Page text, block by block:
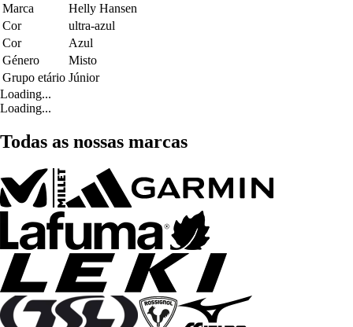
Marca
Helly Hansen
Cor
ultra-azul
Cor
Azul
Género
Misto
Grupo etário Júnior
Loading...
Loading...
Todas as nossas marcas